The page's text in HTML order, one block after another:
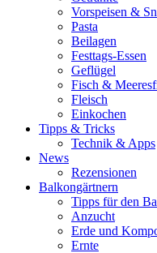
Vorspeisen &
Pasta
Beilagen
Festtags-Essen
Geflügel
Fisch &
Fleisch
Einkochen
Tipps & Tricks
Technik & Apps
News
Rezensionen
Balkongärtnern
Tipps für den
Anzucht
Erde und
Ernte